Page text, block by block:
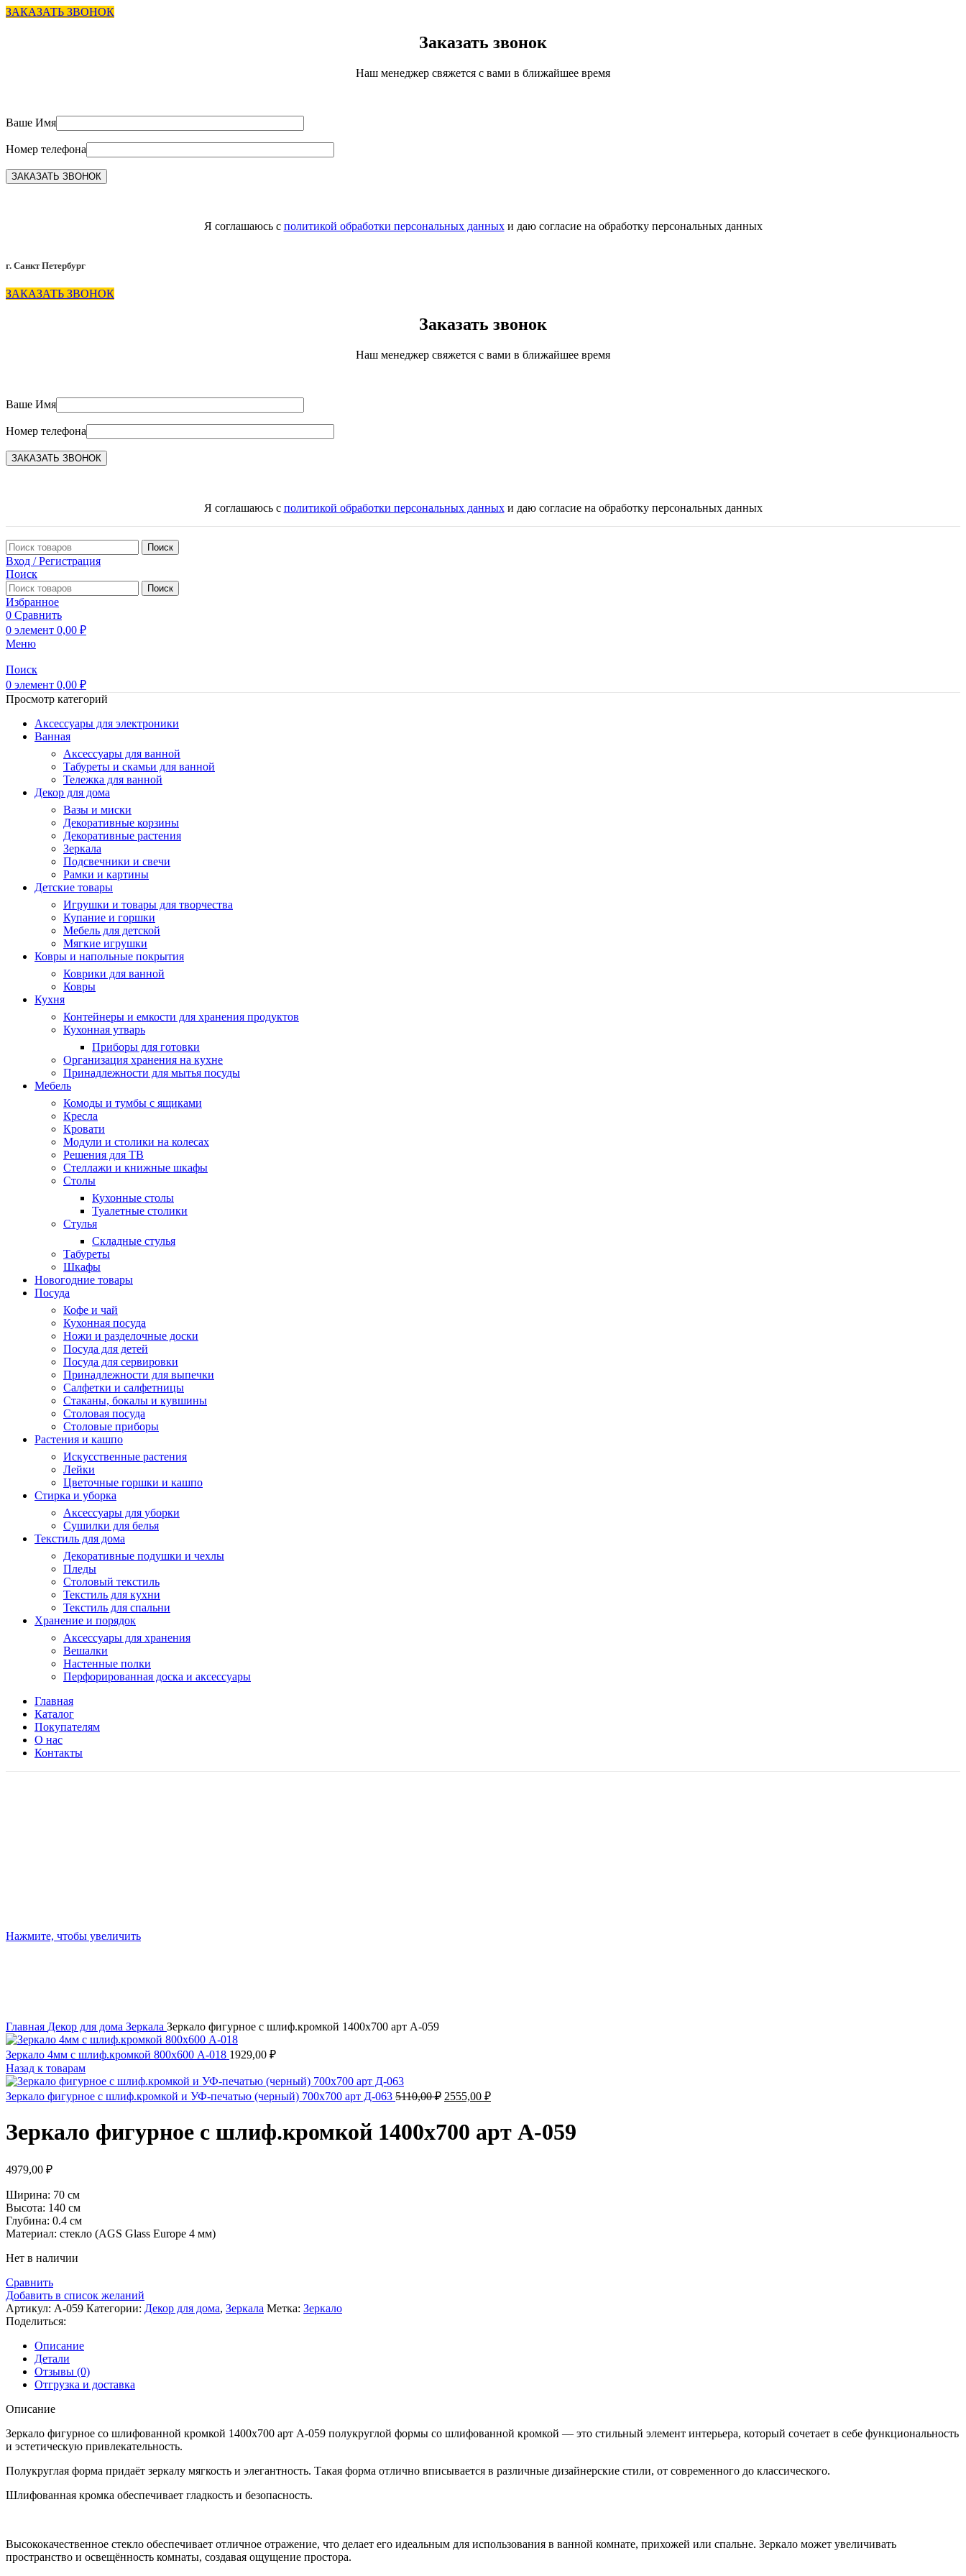
ЗАКАЗАТЬ ЗВОНОК
Заказать звонок
Наш менеджер свяжется с вами в ближайшее время
Ваше Имя
Номер телефона
Я соглашаюсь с политикой обработки персональных данныхи даю согласие на обработку персональных данных
г. Санкт Петербург
ЗАКАЗАТЬ ЗВОНОК
Заказать звонок
Наш менеджер свяжется с вами в ближайшее время
Ваше Имя
Номер телефона
Я соглашаюсь с политикой обработки персональных данныхи даю согласие на обработку персональных данных
Поиск
Вход / Регистрация
Поиск
Поиск
Избранное
0 Сравнить
0 элемент 0,00 ₽
Меню
Поиск
0 элемент 0,00 ₽
Просмотр категорий
Аксессуары для электроники
Ванная
Аксессуары для ванной
Табуреты и скамьи для ванной
Тележка для ванной
Декор для дома
Вазы и миски
Декоративные корзины
Декоративные растения
Зеркала
Подсвечники и свечи
Рамки и картины
Детские товары
Игрушки и товары для творчества
Купание и горшки
Мебель для детской
Мягкие игрушки
Ковры и напольные покрытия
Коврики для ванной
Ковры
Кухня
Контейнеры и емкости для хранения продуктов
Кухонная утварь
Приборы для готовки
Организация хранения на кухне
Принадлежности для мытья посуды
Мебель
Комоды и тумбы с ящиками
Кресла
Кровати
Модули и столики на колесах
Решения для ТВ
Стеллажи и книжные шкафы
Столы
Кухонные столы
Туалетные столики
Стулья
Складные стулья
Табуреты
Шкафы
Новогодние товары
Посуда
Кофе и чай
Кухонная посуда
Ножи и разделочные доски
Посуда для детей
Посуда для сервировки
Принадлежности для выпечки
Салфетки и салфетницы
Стаканы, бокалы и кувшины
Столовая посуда
Столовые приборы
Растения и кашпо
Искусственные растения
Лейки
Цветочные горшки и кашпо
Стирка и уборка
Аксессуары для уборки
Сушилки для белья
Текстиль для дома
Декоративные подушки и чехлы
Пледы
Столовый текстиль
Текстиль для кухни
Текстиль для спальни
Хранение и порядок
Аксессуары для хранения
Вешалки
Настенные полки
Перфорированная доска и аксессуары
Главная
Каталог
Покупателям
О нас
Контакты
Нажмите, чтобы увеличить
Главная Декор для дома Зеркала Зеркало фигурное с шлиф.кромкой 1400х700 арт А-059
Зеркало 4мм с шлиф.кромкой 800х600 А-018 1929,00 ₽
Назад к товарам
Зеркало фигурное с шлиф.кромкой и УФ-печатью (черный) 700х700 арт Д-063 5110,00₽ Первоначальная
5110,00 ₽.
2555,00 ₽Текущая
Зеркало фигурное с шлиф.кромкой 1400х700 арт А-059
4979,00 ₽
Ширина: 70 см
Высота: 140 см
Глубина: 0.4 см
Материал: стекло (AGS Glass Europe 4 мм)
Нет в наличии
Сравнить
Добавить в список желаний
Артикул: А-059 Категории: Декор для дома, Зеркала Метка: Зеркало
Поделиться:
Описание
Детали
Отзывы (0)
Отгрузка и доставка
Описание
Зеркало фигурное со шлифованной кромкой 1400х700 арт А-059 полукруглой формы со шлифованной кромкой — это стильный элемент интерьера, который сочетает в себе функциональность
и эстетическую привлекательность.
Полукруглая форма придаёт зеркалу мягкость и элегантность. Такая форма отлично вписывается в различные дизайнерские стили, от современного до классического.
Шлифованная кромка обеспечивает гладкость и безопасность.
Высококачественное стекло обеспечивает отличное отражение, что делает его идеальным для использования в ванной комнате, прихожей или спальне. Зеркало может увеличивать
пространство и освещённость комнаты, создавая ощущение простора.